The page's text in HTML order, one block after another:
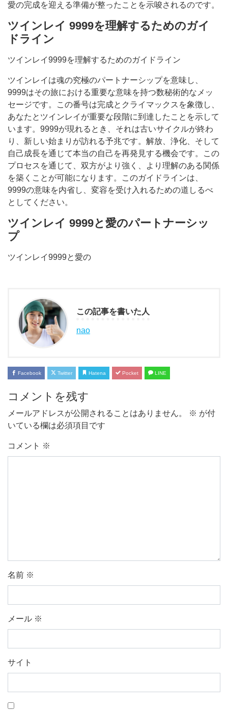
愛の完成を迎える準備が整ったことを示唆されるのです。
ツインレイ 9999を理解するためのガイ
ドライン
ツインレイ9999を理解するためのガイドライン
ツインレイは魂の究極のパートナーシップを意味し、
9999はその旅における重要な意味を持つ数秘術的なメッ
セージです。この番号は完成とクライマックスを象徴し、
あなたとツインレイが重要な段階に到達したことを示して
います。9999が現れるとき、それは古いサイクルが終わ
り、新しい始まりが訪れる予兆です。解放、浄化、そして
自己成長を通じて本当の自己を再発見する機会です。この
プロセスを通じて、双方がより強く、より理解のある関係
を築くことが可能になります。このガイドラインは、
9999の意味を内省し、変容を受け入れるための道しるべ
としてください。
ツインレイ 9999と愛のパートナーシッ
プ
ツインレイ9999と愛の
この記事を書いた人
nao
Facebook Twitter Hatena Pocket LINE
コメントを残す
メールアドレスが公開されることはありません。 ※ が付
いている欄は必須項目です
コメント ※
名前 ※
メール ※
サイト